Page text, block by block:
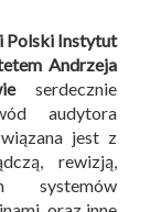
Polski Instytut
Andrzeja
serdecznie
audytora
jest z
rewizją,
systemów